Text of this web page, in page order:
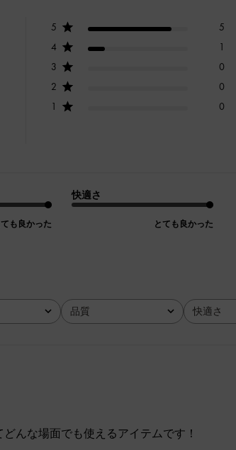
5
5
4
1
3
0
2
0
1
0
ても良かった
快適さ
とても良かった
品質
全て 快適さ
全て
んな場面でも使えるアイテムです！